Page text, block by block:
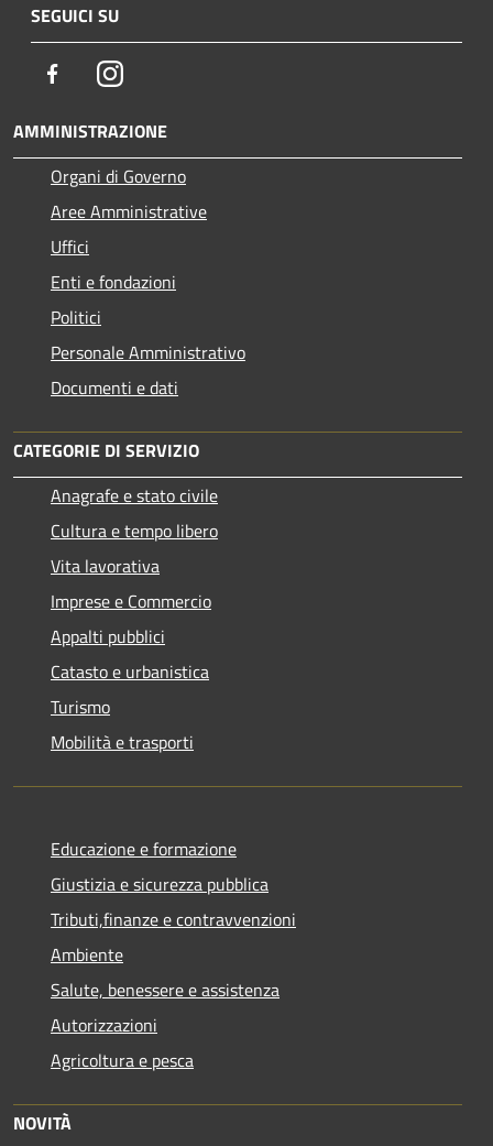
SEGUICI SU
FacebookInstagram
AMMINISTRAZIONE
Organi di Governo
Aree Amministrative
Uffici
Enti e fondazioni
Politici
Personale Amministrativo
Documenti e dati
CATEGORIE DI SERVIZIO
Anagrafe e stato civile
Cultura e tempo libero
Vita lavorativa
Imprese e Commercio
Appalti pubblici
Catasto e urbanistica
Turismo
Mobilità e trasporti
Educazione e formazione
Giustizia e sicurezza pubblica
Tributi,finanze e contravvenzioni
Ambiente
Salute, benessere e assistenza
Autorizzazioni
Agricoltura e pesca
NOVITÀ